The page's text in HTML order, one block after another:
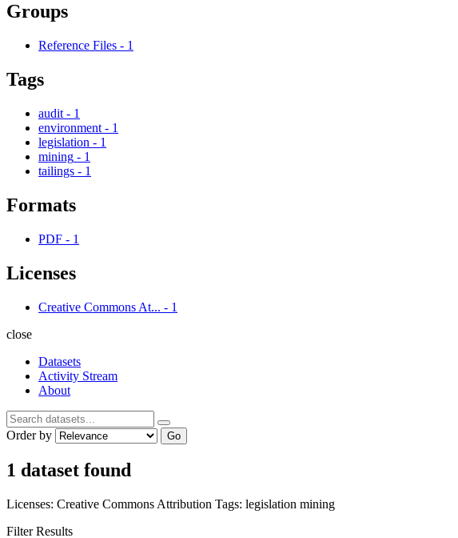
Groups
Reference Files - 1
Tags
audit - 1
environment - 1
legislation - 1
mining - 1
tailings - 1
Formats
PDF - 1
Licenses
Creative Commons At... - 1
close
Datasets
Activity Stream
About
Order by Go
1 dataset found
Licenses: Creative Commons Attribution Tags: legislation mining
Filter Results